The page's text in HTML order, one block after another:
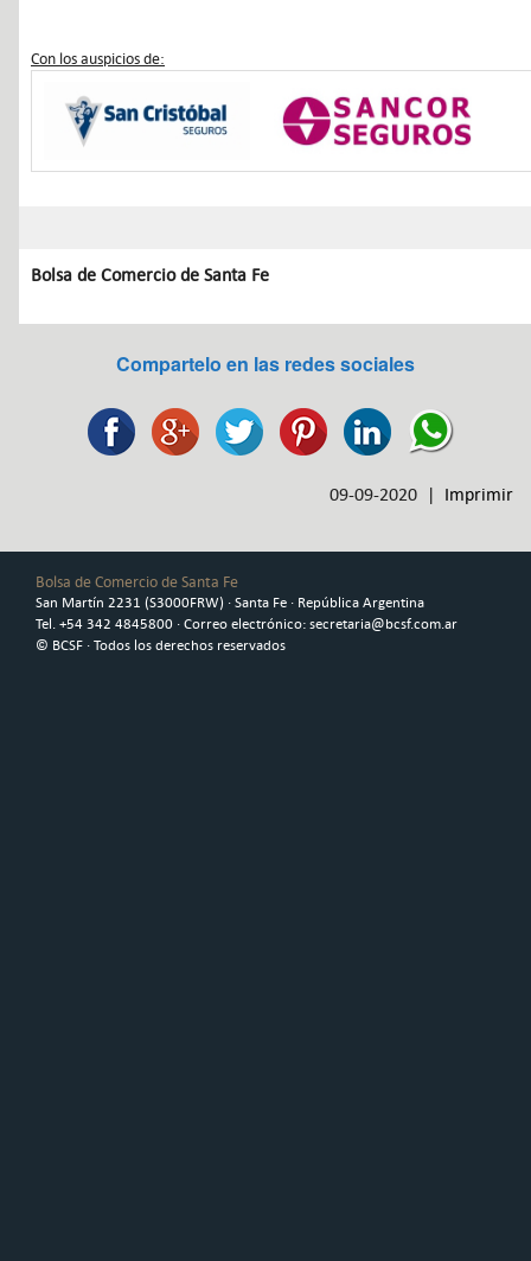
Con los auspicios de:
Bolsa de Comercio de Santa Fe
Compartelo en las redes sociales
09-09-2020 | Imprimir
Bolsa de Comercio de Santa Fe
San Martín 2231 (S3000FRW) · Santa Fe · República Argentina
Tel. +54 342 4845800 · Correo electrónico: secretaria@bcsf.com.ar
© BCSF · Todos los derechos reservados